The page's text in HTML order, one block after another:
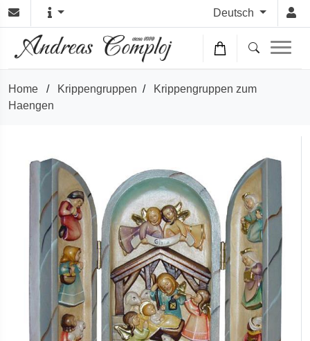
Deutsch
Home / Krippengruppen /
Krippengruppen zum
Haengen